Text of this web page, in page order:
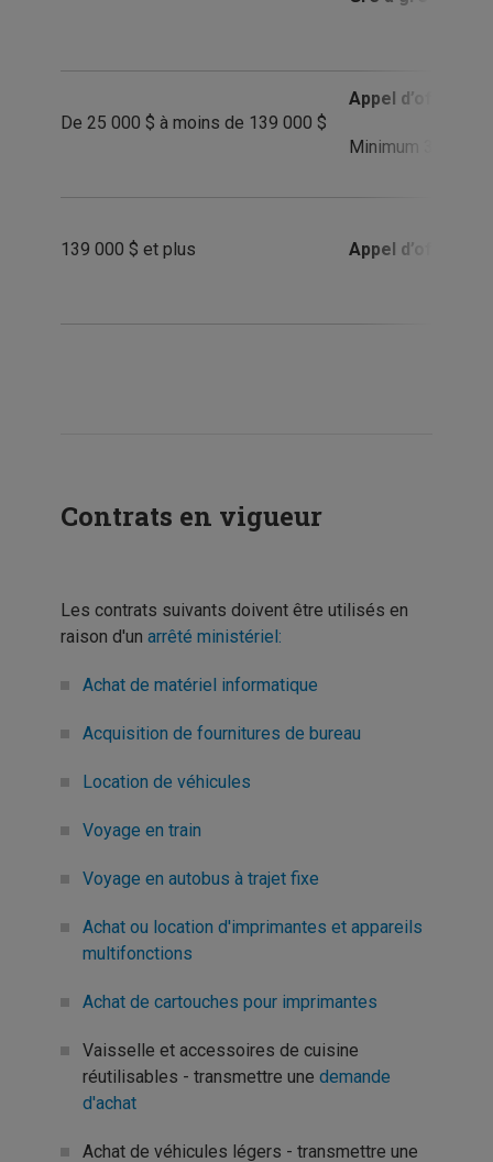
De 25 000 $ à moins de 139 000 $
Appel d’offres
Minimum 3
139 000 $ et plus Appel d’offres
Contrats en vigueur
Les contrats suivants doivent être utilisés en
raison d'un arrêté ministériel:
Achat de matériel informatique
Acquisition de fournitures de bureau
Location de véhicules
Voyage en train
Voyage en autobus à trajet fixe
Achat ou location d'imprimantes et appareils
multifonctions
Achat de cartouches pour imprimantes
Vaisselle et accessoires de cuisine
réutilisables - transmettre une demande
d'achat
Achat de véhicules légers - transmettre une